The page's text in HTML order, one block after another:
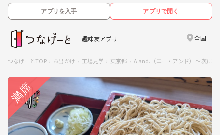
アプリを入手 アプリで開く
趣味友アプリ 全国
つなげーとTOP お出かけ 工場見学 東京都 A and.（エー・アンド） 〜次に